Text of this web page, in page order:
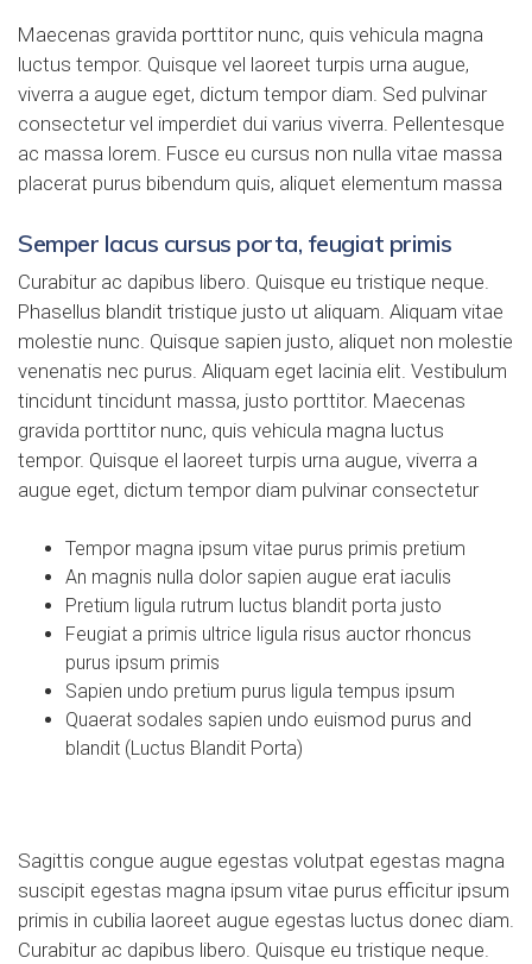
Maecenas gravida porttitor nunc, quis vehicula magna
luctus tempor. Quisque vel laoreet turpis urna augue,
viverra a augue eget, dictum tempor diam. Sed pulvinar
consectetur vel imperdiet dui varius viverra. Pellentesque
ac massa lorem. Fusce eu cursus non nulla vitae massa
placerat purus bibendum quis, aliquet elementum massa
Semper lacus cursus porta, feugiat primis
Curabitur ac dapibus libero. Quisque eu tristique neque.
Phasellus blandit tristique justo ut aliquam. Aliquam vitae
molestie nunc. Quisque sapien justo, aliquet non molestie
venenatis nec purus. Aliquam eget lacinia elit. Vestibulum
tincidunt tincidunt massa, justo porttitor. Maecenas
gravida porttitor nunc, quis vehicula magna luctus
tempor. Quisque el laoreet turpis urna augue, viverra a
augue eget, dictum tempor diam pulvinar consectetur
Tempor magna ipsum vitae purus primis pretium
An magnis nulla dolor sapien augue erat iaculis
Pretium ligula rutrum luctus blandit porta justo
Feugiat a primis ultrice ligula risus auctor rhoncus
purus ipsum primis
Sapien undo pretium purus ligula tempus ipsum
Quaerat sodales sapien undo euismod purus and
blandit (Luctus Blandit Porta)
Sagittis congue augue egestas volutpat egestas magna
suscipit egestas magna ipsum vitae purus efficitur ipsum
primis in cubilia laoreet augue egestas luctus donec diam.
Curabitur ac dapibus libero. Quisque eu tristique neque.